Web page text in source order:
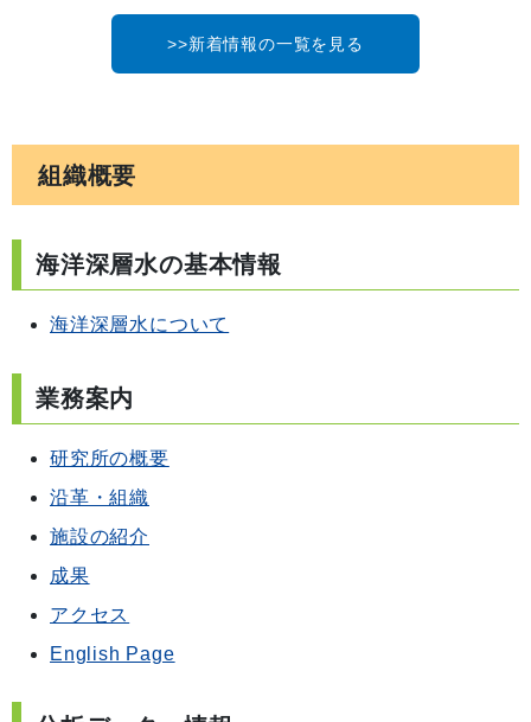
>>新着情報の一覧を見る
組織概要
海洋深層水の基本情報
海洋深層水について
業務案内
研究所の概要
沿革・組織
施設の紹介
成果
アクセス
English Page